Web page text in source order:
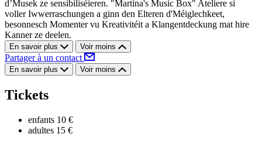
d’Musek ze sensibiliséieren. "Martina's Music Box" Ateliere si
voller Iwwerraschungen a ginn den Elteren d'Méiglechkeet,
besonnesch Momenter vu Kreativitéit a Klangentdeckung mat hire
Kanner ze deelen.
En savoir plus Voir moins
Partager à un contact
En savoir plus Voir moins
Tickets
enfants 10 €
adultes 15 €